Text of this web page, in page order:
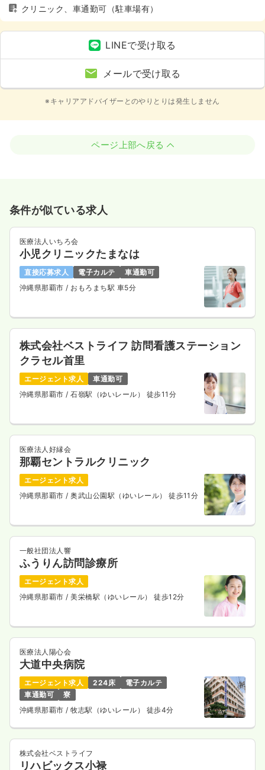
クリニック、車通勤可（駐車場有）
LINEで受け取る
メールで受け取る
※キャリアアドバイザーとのやりとりは発生しません
ページ上部へ戻る
条件が似ている求人
医療法人いちろ会
小児クリニックたまなは
直接応募求人 電子カルテ
車通勤可
沖縄県那覇市 / おもろまち駅 車5分
株式会社ベストライフ 訪問看護ステーション
クラセル首里
エージェント求人
車通勤可
沖縄県那覇市 / 石嶺駅（ゆいレール） 徒歩11分
医療法人好縁会
那覇セントラルクリニック
エージェント求人
沖縄県那覇市 / 奥武山公園駅（ゆいレール） 徒歩11分
一般社団法人響
ふうりん訪問診療所
エージェント求人
沖縄県那覇市 / 美栄橋駅（ゆいレール） 徒歩12分
医療法人陽心会
大道中央病院
エージェント求人 224床
電子カルテ
車通勤可
寮
沖縄県那覇市/ 牧志駅（ゆいレール） 徒歩4分
株式会社ベストライフ
リハビックス小禄